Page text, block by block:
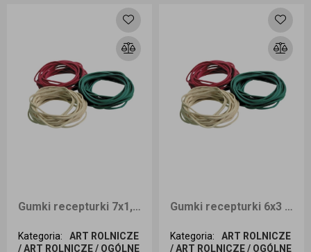
Gumki recepturki 7x1,5 1kg
Kategoria:
ART ROLNICZE
/ ART ROLNICZE / OGÓLNE
Gumki recepturki 6x3 1kg
Kategoria:
ART ROLNICZE
/ ART ROLNICZE / OGÓLNE